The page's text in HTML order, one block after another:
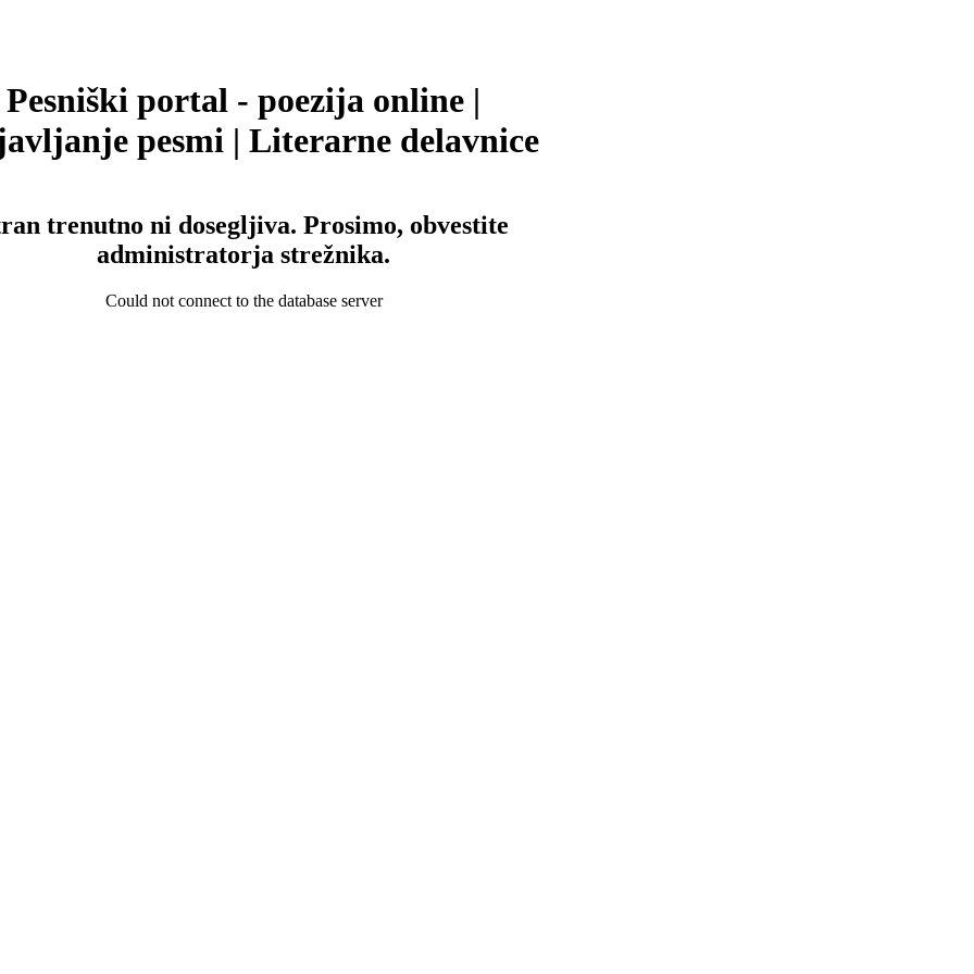
Pesniški portal - poezija online |
pesmi | Literarne delavnice
trenutno ni dosegljiva. Prosimo, obvestite
administratorja strežnika.
Could not connect to the database server